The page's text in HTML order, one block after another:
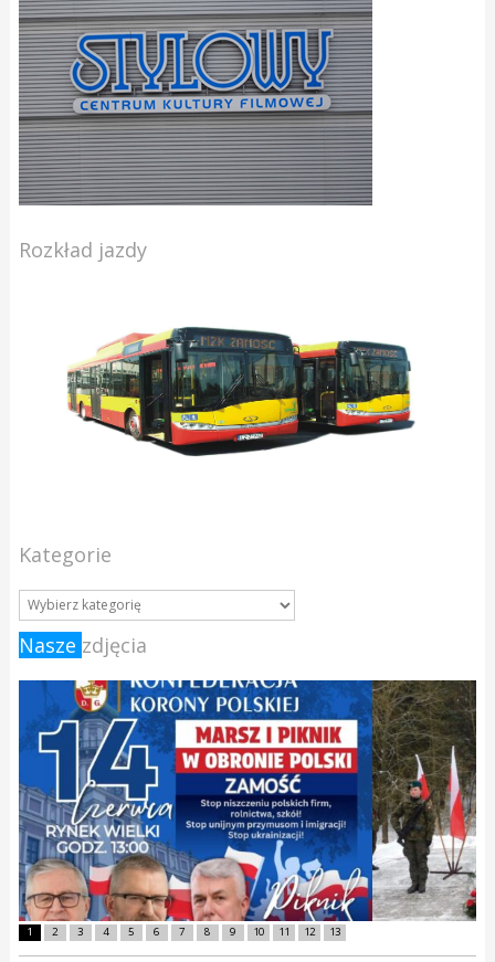
Rozkład jazdy
Kategorie
Nasze zdjęcia
1 2 3 4 5 6 7 8 9 10 11 12 13